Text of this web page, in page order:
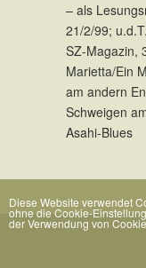
– als
21/2/99;
SZ-Magazin,
Marietta/Ein
am andern
Schweigen
Asahi-Blues
Diese Website verwendet
ohne die Cookie-
der Verwendung von